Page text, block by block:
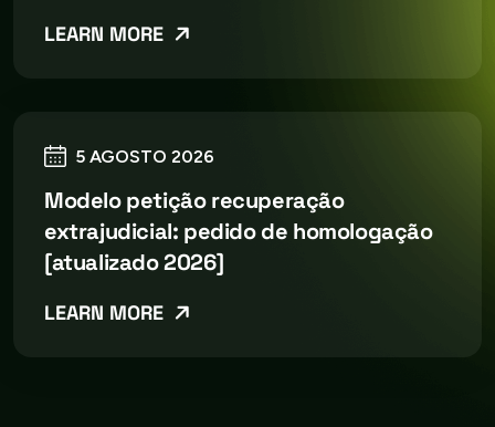
LEARN MORE
5 AGOSTO 2026
Modelo petição recuperação
extrajudicial: pedido de homologação
[atualizado 2026]
LEARN MORE